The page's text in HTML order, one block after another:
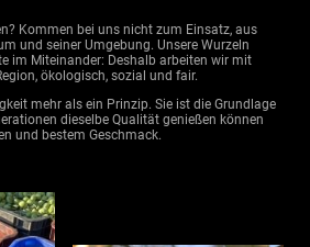
Kommen bei uns nicht zum Einsatz, aus
und seiner Umgebung. Unsere Wurzeln
im Miteinander: Deshalb arbeiten wir mit
ökologisch, sozial und fair.
mehr als ein Prinzip. Sie ist die Grundlage
dieselbe Qualität genießen können
und bestem Geschmack.